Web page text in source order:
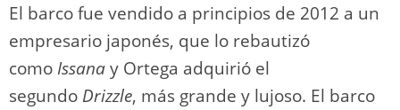
El barco fue vendido a principios de 2012 a un
empresario japonés, que lo rebautizó
como Issanay Ortega adquirió el
segundo Drizzle, más grande y lujoso. El barco